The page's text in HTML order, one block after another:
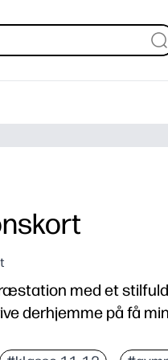
med et
derhjemme på få